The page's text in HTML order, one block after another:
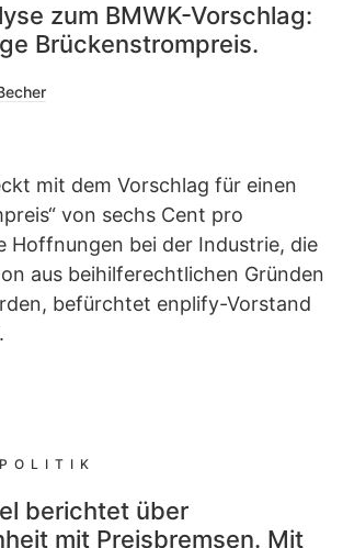
zum BMWK-Vorschlag:
Brückenstrompreis.
mit dem Vorschlag für einen
von sechs Cent pro
Hoffnungen bei der Industrie, die
aus beihilferechtlichen Gründen
befürchtet enplify-Vorstand
berichtet über
mit Preisbremsen. Mit